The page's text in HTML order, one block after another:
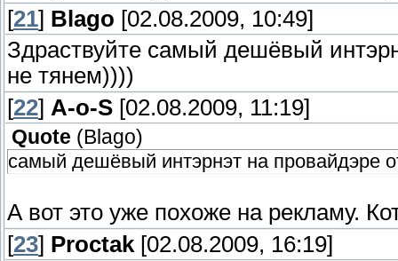
[21] Blago [02.08.2009, 10:49]
Здраствуйте самый дешёвый
не тянем))))
[22] A-o-S [02.08.2009, 11:19]
Quote (Blago)
самый дешёвый интэрнэт на провайдэре
А вот это уже похоже на рекламу.
[23] Proctak [02.08.2009, 16:19]